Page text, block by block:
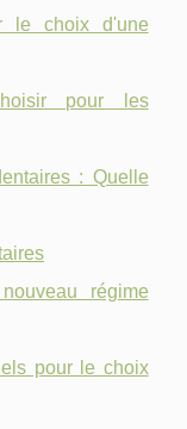
le choix d'une
pour les
: Quelle
régime
pour le choix